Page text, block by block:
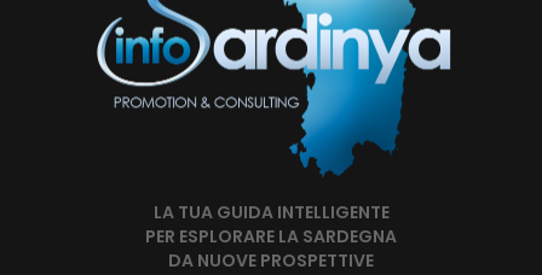
LA TUA GUIDA INTELLIGENTE
PER ESPLORARE LA SARDEGNA
DA NUOVE PROSPETTIVE